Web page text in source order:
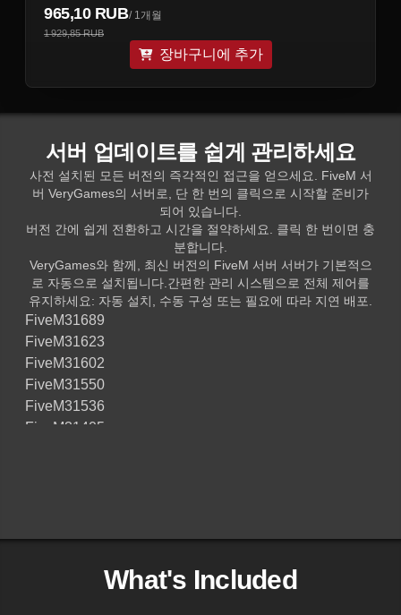
965,10 RUB/ 1개월
1 929,85 RUB
장바구니에 추가
서버 업데이트를 쉽게 관리하세요
사전 설치된 모든 버전의 즉각적인 접근을 얻으세요. FiveM 서
버 VeryGames의 서버로, 단 한 번의 클릭으로 시작할 준비가
되어 있습니다.
버전 간에 쉽게 전환하고 시간을 절약하세요. 클릭 한 번이면 충
분합니다.
VeryGames와 함께, 최신 버전의 FiveM 서버 서버가 기본적으
로 자동으로 설치됩니다.간편한 관리 시스템으로 전체 제어를
유지하세요: 자동 설치, 수동 구성 또는 필요에 따라 지연 배포.
FiveM31689
FiveM31623
FiveM31602
FiveM31550
FiveM31536
FiveM31405
30863What's Included